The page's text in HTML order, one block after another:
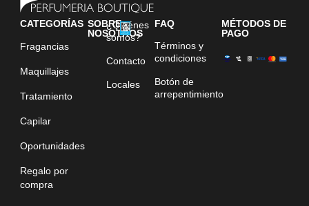
CATEGORÍAS
Fragancias
Maquillajes
Tratamiento
Capilar
Oportunidades
Regalo por
compra
SOBRE
NOSOTROS
¿Quiénes
somos?
Contacto
Locales
FAQ
Términos y
condiciones
Botón de
arrepentimiento
MÉTODOS DE
PAGO